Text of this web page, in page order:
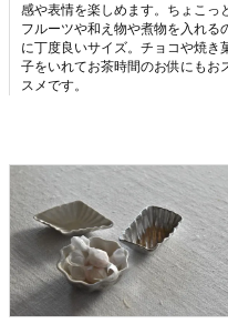
感や表情を楽しめます。ちょこっ
フルーツや和え物や煮物を入れる
に丁度良いサイズ。チョコや焼き
子をいれてお茶時間のお供にもお
スメです。